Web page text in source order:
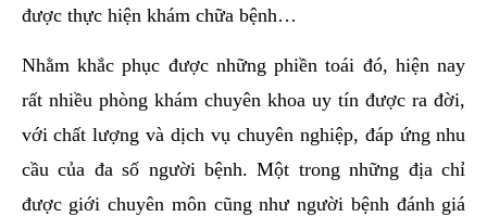
được thực hiện khám chữa bệnh…
Nhằm khắc phục được những phiền toái đó, hiện nay
rất nhiều phòng khám chuyên khoa uy tín được ra đời,
với chất lượng và dịch vụ chuyên nghiệp, đáp ứng nhu
cầu của đa số người bệnh. Một trong những địa chỉ
được giới chuyên môn cũng như người bệnh đánh giá